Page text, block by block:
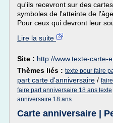
qu'ils recevront sur des
symboles de l'atteinte de
Pour ceux qui devront leur
Lire la suite
Site : http://www.texte-carte-
Thèmes liés : texte pour faire
part carte d'anniversaire /
faire part anniversaire 18 ans texte
anniversaire 18 ans
Carte anniversaire |